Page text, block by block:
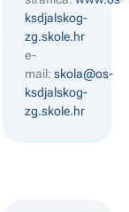
ksdjalskog-
zg.skole.hr
e-
mail:skola@os-
ksdjalskog-
zg.skole.hr